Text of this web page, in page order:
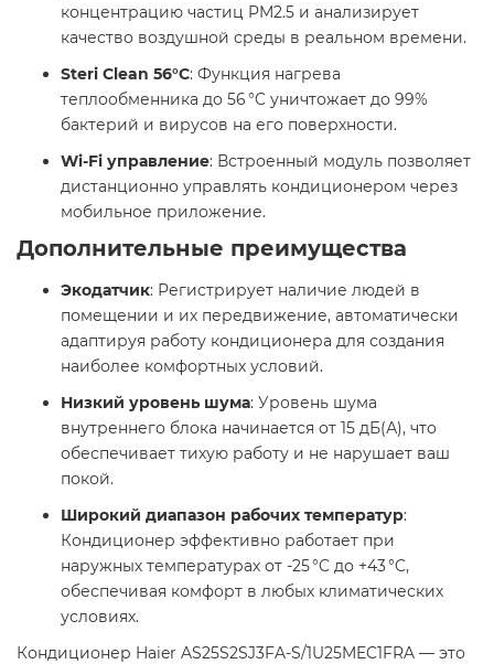
концентрацию частиц PM2.5 и анализирует
качество воздушной среды в реальном времени.​
Steri Clean 56°C: Функция нагрева
теплообменника до 56 °C уничтожает до 99%
бактерий и вирусов на его поверхности.
Wi-Fi управление: Встроенный модуль позволяет
дистанционно управлять кондиционером через
мобильное приложение.​
Дополнительные преимущества
Экодатчик: Регистрирует наличие людей в
помещении и их передвижение, автоматически
адаптируя работу кондиционера для создания
наиболее комфортных условий.
Низкий уровень шума: Уровень шума
внутреннего блока начинается от 15 дБ(А), что
обеспечивает тихую работу и не нарушает ваш
покой.​
Широкий диапазон рабочих температур:
Кондиционер эффективно работает при
наружных температурах от -25 °C до +43 °C,
обеспечивая комфорт в любых климатических
условиях.​
Кондиционер Haier AS25S2SJ3FA-S/1U25MEC1FRA — это